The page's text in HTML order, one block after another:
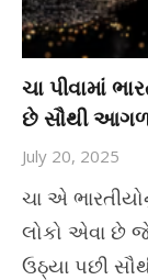
ચા પીવામાં
છે સૌથી
July 20, 2025
ચા એ
લોકો એવા છે
ઉઠ્યા પછી